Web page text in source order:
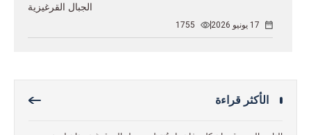
الجبال القرغيزية
17 يونيو 2026 1755
الأكثر قراءة